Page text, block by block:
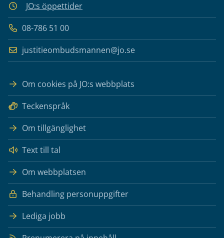
JO:s öppettider
08-786 51 00
justitieombudsmannen@jo.se
Om cookies på JO:s webbplats
Teckenspråk
Om tillgänglighet
Text till tal
Om webbplatsen
Behandling personuppgifter
Lediga jobb